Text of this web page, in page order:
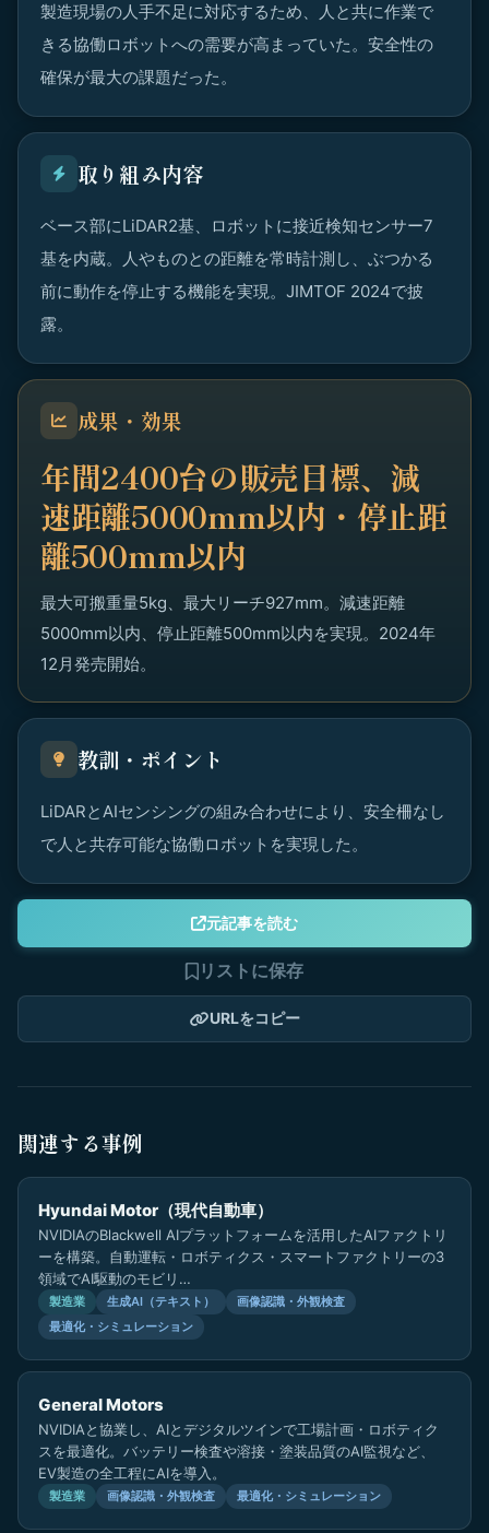
製造現場の人手不足に対応するため、人と共に作業で
きる協働ロボットへの需要が高まっていた。安全性の
確保が最大の課題だった。
取り組み内容
ベース部にLiDAR2基、ロボットに接近検知センサー7
基を内蔵。人やものとの距離を常時計測し、ぶつかる
前に動作を停止する機能を実現。JIMTOF 2024で披
露。
成果・効果
年間2400台の販売目標、減
速距離5000mm以内・停止距
離500mm以内
最大可搬重量5kg、最大リーチ927mm。減速距離
5000mm以内、停止距離500mm以内を実現。2024年
12月発売開始。
教訓・ポイント
LiDARとAIセンシングの組み合わせにより、安全柵なし
で人と共存可能な協働ロボットを実現した。
元記事を読む
リストに保存
URLをコピー
関連する事例
Hyundai Motor（現代自動車）
NVIDIAのBlackwell AIプラットフォームを活用したAIファクトリ
ーを構築。自動運転・ロボティクス・スマートファクトリーの3
領域でAI駆動のモビリ…
製造業 生成AI（テキスト）
画像認識・外観検査
最適化・シミュレーション
General Motors
NVIDIAと協業し、AIとデジタルツインで工場計画・ロボティク
スを最適化。バッテリー検査や溶接・塗装品質のAI監視など、
EV製造の全工程にAIを導入。
製造業 画像認識・外観検査 最適化・シミュレーション